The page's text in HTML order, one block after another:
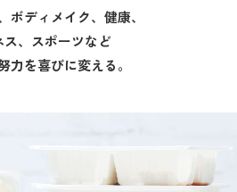
ボディメイク、健康、
ス、スポーツなど
力を喜びに変える。